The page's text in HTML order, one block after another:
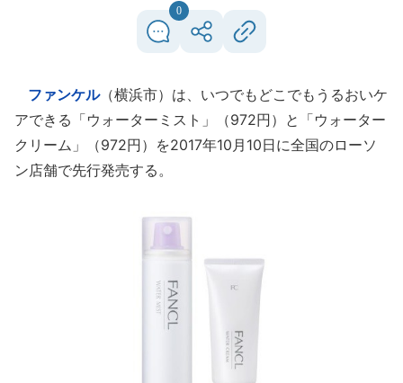
0
ファンケル（横浜市）は、いつでもどこでもうるおいケ
アできる「ウォーターミスト」（972円）と「ウォーター
クリーム」（972円）を2017年10月10日に全国のローソ
ン店舗で先行発売する。